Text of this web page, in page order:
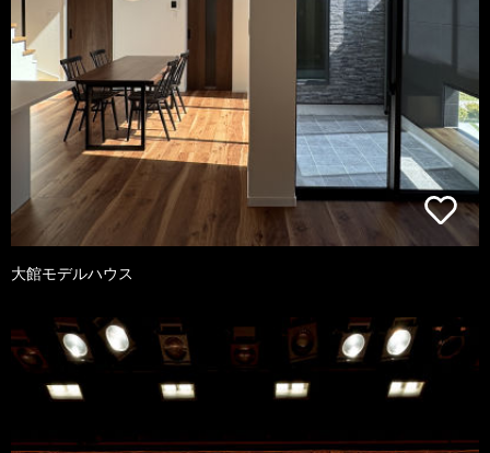
大館モデルハウス